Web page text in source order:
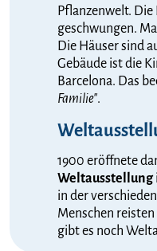
Pflanzenwelt.
geschwungen.
Die Häuser sind
Gebäude ist die
Barcelona. Das
Familie".
1900 eröffnete
Weltausstellung
in der
Menschen
gibt es noch